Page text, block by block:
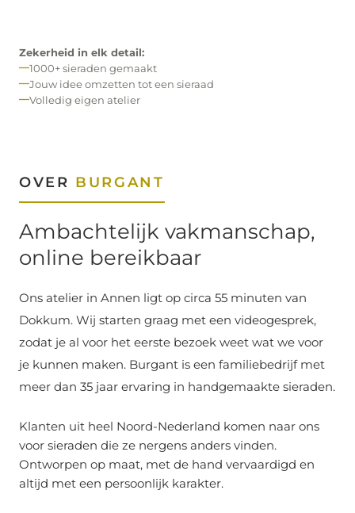
Zekerheid in elk detail:
1000+ sieraden gemaakt
Jouw idee omzetten tot een sieraad
Volledig eigen atelier
OVER BURGANT
Ambachtelijk vakmanschap,
online bereikbaar
Ons atelier in Annen ligt op circa 55 minuten van
Dokkum. Wij starten graag met een videogesprek,
zodat je al voor het eerste bezoek weet wat we voor
je kunnen maken. Burgant is een familiebedrijf met
meer dan 35 jaar ervaring in handgemaakte sieraden.
Klanten uit heel Noord-Nederland komen naar ons
voor sieraden die ze nergens anders vinden.
Ontworpen op maat, met de hand vervaardigd en
altijd met een persoonlijk karakter.